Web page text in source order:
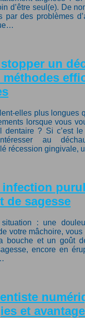
d’être seul(e). De
par des problèmes
un
elles plus longues
lorsque vous
dentaire ? Si c’est
au
récession gingivale,
infection
de sagesse
situation : une
votre mâchoire,
bouche et un goût
encore en
et